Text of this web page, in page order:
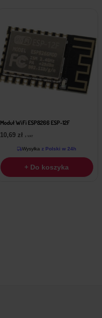
Moduł WiFi ESP8266 ESP-12F
10,69 zł z VAT
Wysyłka z Polski w 24h
+ Do koszyka